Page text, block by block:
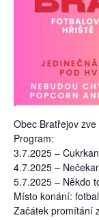
Obec Bratřejov
Program:
3.7.2025 –
4.7.2025 –
5.7.2025 – Někdo
Místo konání:
Začátek promítání